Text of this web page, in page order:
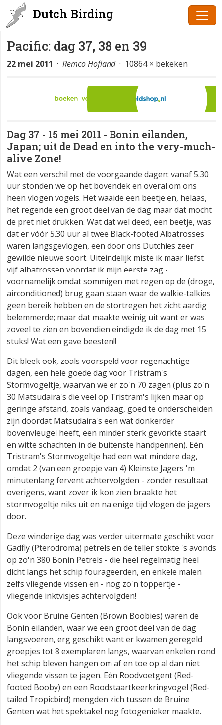
Dutch Birding
Pacific: dag 37, 38 en 39
22 mei 2011 · Remco Hofland· 10864 × bekeken
Dag 37 - 15 mei 2011 - Bonin eilanden,
Japan; uit de Dead en into the very-much-
alive Zone!
Wat een verschil met de voorgaande dagen: vanaf 5.30
uur stonden we op het bovendek en overal om ons
heen vlogen vogels. Het waaide een beetje en, helaas,
het regende een groot deel van de dag maar dat mocht
de pret niet drukken. Wat dat wel deed, een beetje, was
dat er vóór 5.30 uur al twee Black-footed Albatrosses
waren langsgevlogen, een door ons Dutchies zeer
gewilde nieuwe soort. Uiteindelijk miste ik maar liefst
vijf albatrossen voordat ik mijn eerste zag -
voornamelijk omdat sommigen met regen op de (droge,
airconditioned) brug gaan staan waar de walkie-talkies
geen bereik hebben en de stortregen het zicht aardig
belemmerde; maar dat maakte weinig uit want er was
zoveel te zien en bovendien eindigde ik de dag met 15
stuks! Wat een gave beesten!!
Dit bleek ook, zoals voorspeld voor regenachtige
dagen, een hele goede dag voor Tristram's
Stormvogeltje, waarvan we er zo'n 70 zagen (plus zo'n
30 Matsudaira's die veel op Tristram's lijken maar op
geringe afstand, zoals vandaag, goed te onderscheiden
zijn doordat Matsudaira's een wat donkerder
bovenvleugel heeft, een minder sterk gevorkte staart
en witte schachten in de buitenste handpennen). Eén
Tristram's Stormvogeltje had een wat mindere dag,
omdat 2 (van een groepje van 4) Kleinste Jagers 'm
minutenlang fervent achtervolgden - zonder resultaat
overigens, want zover ik kon zien braakte het
stormvogeltje niks uit en na enige tijd vlogen de jagers
door.
Deze winderige dag was verder uitermate geschikt voor
Gadfly (Pterodroma) petrels en de teller stokte 's avonds
op zo'n 380 Bonin Petrels - die heel regelmatig heel
dicht langs het schip fourageerden, en enkele malen
zelfs vliegende vissen en - nog zo'n toppertje -
vliegende inktvisjes achtervolgden!
Ook voor Bruine Genten (Brown Boobies) waren de
Bonin eilanden, waar we een groot deel van de dag
langsvoeren, erg geschikt want er kwamen geregeld
groepjes tot 8 exemplaren langs, waarvan enkelen rond
het schip bleven hangen om af en toe op al dan niet
vliegende vissen te jagen. Eén Roodvoetgent (Red-
footed Booby) en een Roodstaartkeerkringvogel (Red-
tailed Tropicbird) mengden zich tussen de Bruine
Genten wat het spektakel nog fotogenieker maakte.